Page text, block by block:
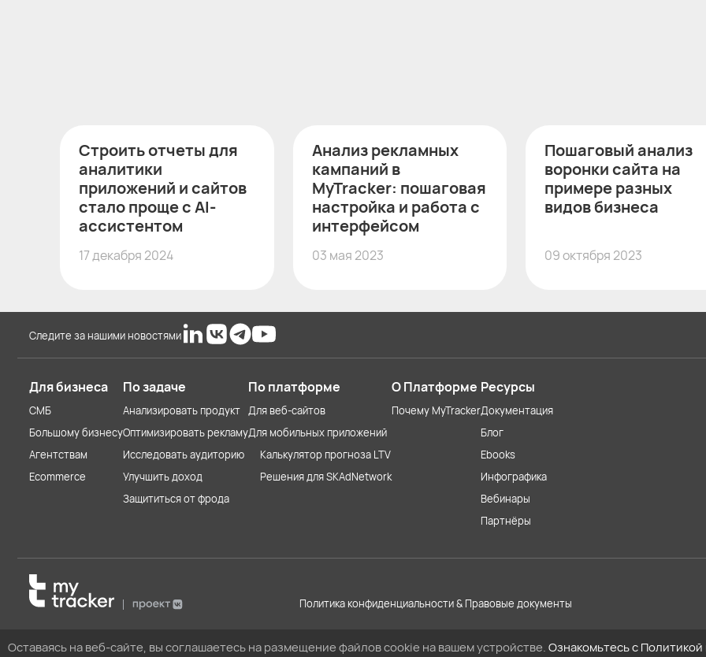
Оставаясь на веб-сайте, вы соглашаетесь на размещение файлов cookie на вашем устройстве.Ознакомьтесь с
Строить отчеты для
аналитики
приложений и сайтов
стало проще с AI-
ассистентом
17 декабря 2024
Анализ рекламных
кампаний в
MyTracker: пошаговая
настройка и работа с
интерфейсом
03 мая 2023
Пошаговый анализ
воронки сайта на
примере разных
видов бизнеса
09 октября 2023
Следите за нашими новостями
Для бизнеса
СМБ
Большому бизнесу
Агентствам
Ecommerce
По задаче
Анализировать продукт
Оптимизировать рекламу
Исследовать аудиторию
Улучшить доход
Защититься от фрода
По платформе
Для веб-сайтов
Для мобильных приложений
Калькулятор прогноза LTV
Решения для SKAdNetwork
О Платформе
Почему MyTracker
Ресурсы
Документация
Блог
Ebooks
Инфографика
Вебинары
Партнёры
Политика конфиденциальности & Правовые документы